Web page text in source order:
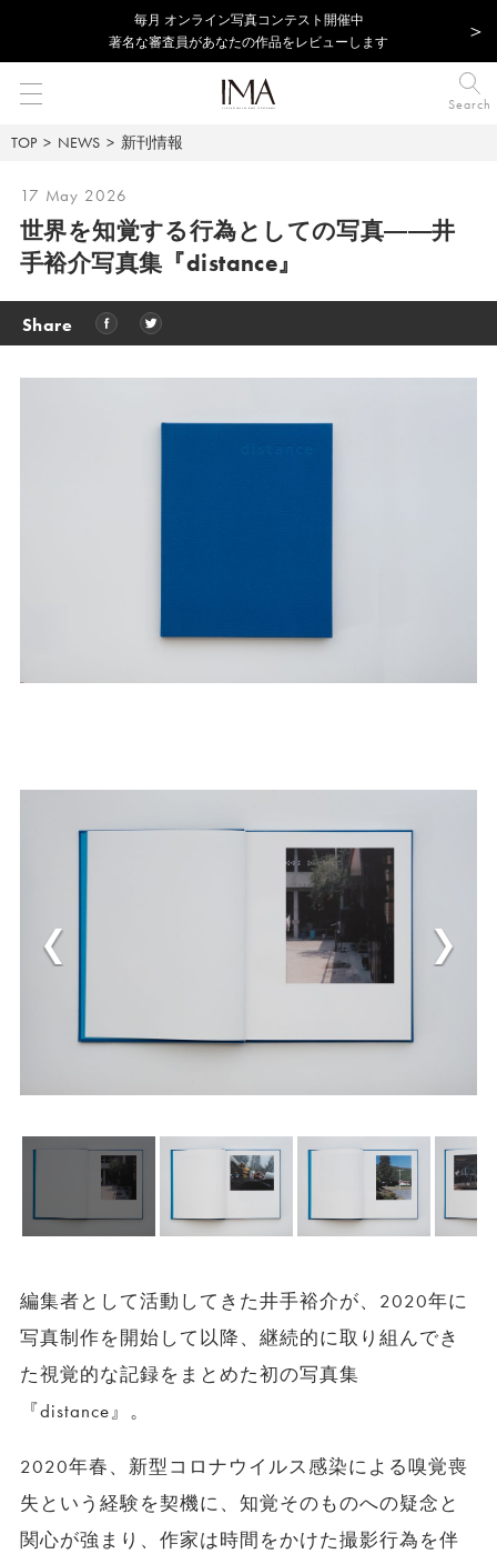
毎⽉ オンライン写真コンテスト開催中
著名な審査員があなたの作品をレビューします
Search
TOP NEWS 新刊情報
17 May 2026
世界を知覚する行為としての写真――井
手裕介写真集『distance』
Share
編集者として活動してきた井手裕介が、2020年に
写真制作を開始して以降、継続的に取り組んでき
た視覚的な記録をまとめた初の写真集
『distance』。
2020年春、新型コロナウイルス感染による嗅覚喪
失という経験を契機に、知覚そのものへの疑念と
関心が強まり、作家は時間をかけた撮影行為を伴